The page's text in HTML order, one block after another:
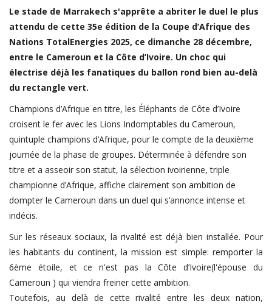
FEMMES & SPORT
Inside JOJ Dakar 2026
Cyclisme
FIFA
Business du sport
Guides & Dossiers
Volleyball
Basketball
Rugby
Tennis
Extra
Le stade de Marrakech s'apprête a abriter le duel le plus
attendu de cette 35e édition de la Coupe d’Afrique des
Nations TotalEnergies 2025, ce dimanche 28 décembre,
entre le Cameroun et la Côte d’Ivoire. Un choc qui
électrise déjà les fanatiques du ballon rond bien au-delà
du rectangle vert.
Champions d’Afrique en titre, les Éléphants de Côte d’Ivoire
croisent le fer avec les Lions Indomptables du Cameroun,
quintuple champions d’Afrique, pour le compte de la deuxième
journée de la phase de groupes. Déterminée à défendre son
titre et a asseoir son statut, la sélection ivoirienne, triple
championne d’Afrique, affiche clairement son ambition de
dompter le Cameroun dans un duel qui s’annonce intense et
indécis.
Sur les réseaux sociaux, la rivalité est déjà bien installée. Pour
les habitants du continent, la mission est simple: remporter la
6ème étoile, et ce n'est pas la Côte d’Ivoire(l'épouse du
Cameroun ) qui viendra freiner cette ambition.
Toutefois, au delà de cette rivalité entre les deux nation,